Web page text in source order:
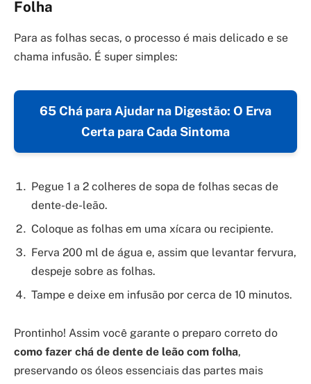
Folha
Para as folhas secas, o processo é mais delicado e se
chama infusão. É super simples:
65 Chá para Ajudar na Digestão: O Erva
Certa para Cada Sintoma
Pegue 1 a 2 colheres de sopa de folhas secas de
dente-de-leão.
Coloque as folhas em uma xícara ou recipiente.
Ferva 200 ml de água e, assim que levantar fervura,
despeje sobre as folhas.
Tampe e deixe em infusão por cerca de 10 minutos.
Prontinho! Assim você garante o preparo correto do
como fazer chá de dente de leão com folha,
preservando os óleos essenciais das partes mais